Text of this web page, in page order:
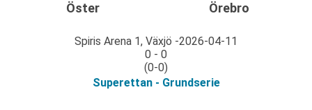
Öster
Spiris Arena 1, Växjö 2026-04-11
0 - 0
(0-0)
Superettan - Grundserie
Örebro